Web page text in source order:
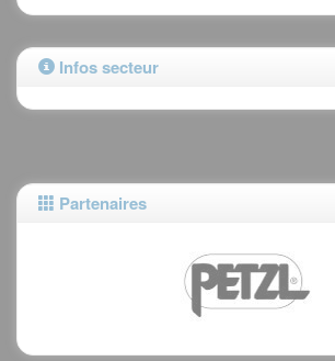
Infos secteur
Partenaires